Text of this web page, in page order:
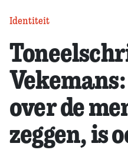
Identiteit
over de
zeggen, is